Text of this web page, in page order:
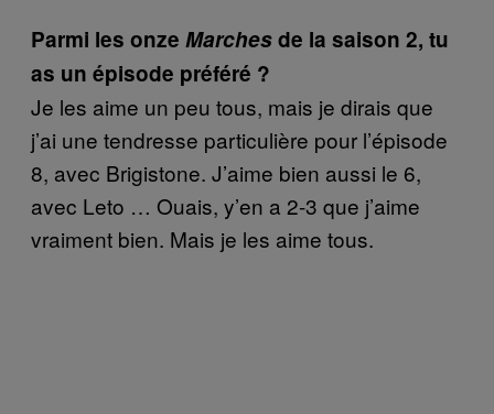
Parmi les onze Marchesde la saison 2, tu
as un épisode préféré ?
Je les aime un peu tous, mais je dirais que
j’ai une tendresse particulière pour l’épisode
8, avec Brigistone. J’aime bien aussi le 6,
avec Leto … Ouais, y’en a 2-3 que j’aime
vraiment bien. Mais je les aime tous.